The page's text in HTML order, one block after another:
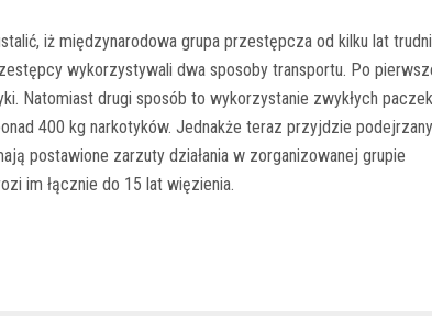
iż międzynarodowa grupa przestępcza od kilku lat
wykorzystywali dwa sposoby transportu. Po
Natomiast drugi sposób to wykorzystanie zwykłych paczek
400 kg narkotyków. Jednakże teraz przyjdzie
postawione zarzuty działania w zorganizowanej grupie
im łącznie do 15 lat więzienia.